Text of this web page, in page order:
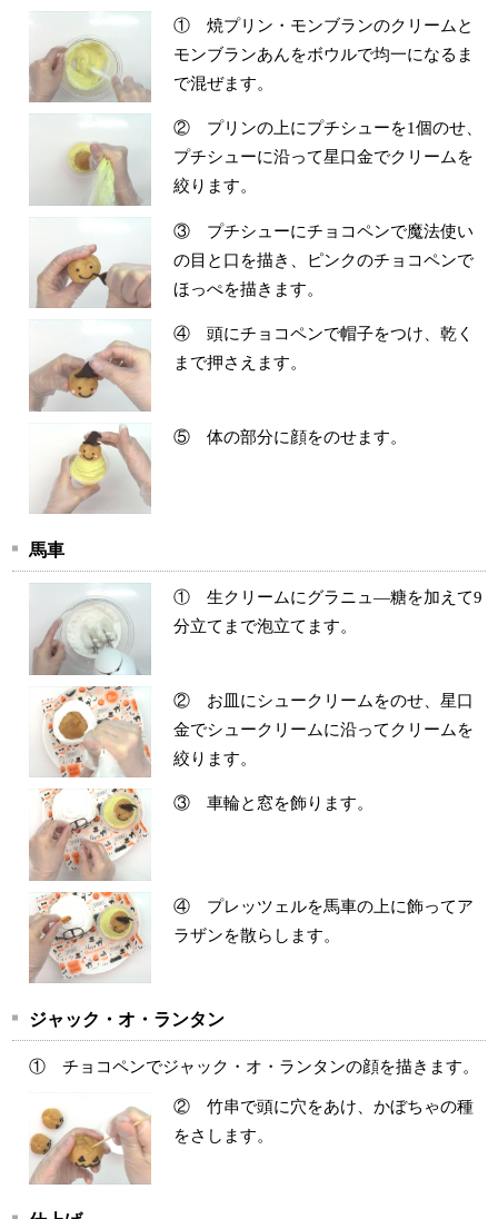
① 焼プリン・モンブランのクリームと
モンブランあんをボウルで均一になるま
で混ぜます。
② プリンの上にプチシューを1個のせ、
プチシューに沿って星口金でクリームを
絞ります。
③ プチシューにチョコペンで魔法使い
の目と口を描き、ピンクのチョコペンで
ほっぺを描きます。
④ 頭にチョコペンで帽子をつけ、乾く
まで押さえます。
⑤ 体の部分に顔をのせます。
馬車
① 生クリームにグラニュ―糖を加えて9
分立てまで泡立てます。
② お皿にシュークリームをのせ、星口
金でシュークリームに沿ってクリームを
絞ります。
③ 車輪と窓を飾ります。
④ プレッツェルを馬車の上に飾ってア
ラザンを散らします。
ジャック・オ・ランタン
① チョコペンでジャック・オ・ランタンの顔を描きます。
② 竹串で頭に穴をあけ、かぼちゃの種
をさします。